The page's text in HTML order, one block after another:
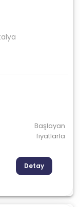
Başlayan
fiyatlarla
Detay